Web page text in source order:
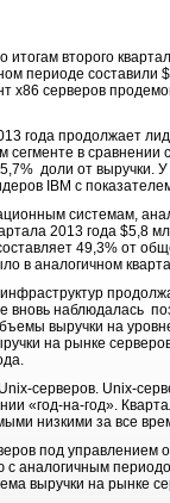
второго
периоде
x86 серверов
года продолжает
сегменте в
доли от выручки.
IBM с
системам,
2013 года $5,8
49,3% от
в аналогичном
вновь наблюдалась
выручки на
на рынке
серверов. Unix-
«год-на-год».
низкими за все
под
аналогичным
выручки на рынке